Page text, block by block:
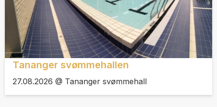
Tananger svømmehallen
27.08.2026 @ Tananger svømmehall